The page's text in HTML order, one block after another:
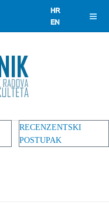
RECENZENTSKI
POSTUPAK